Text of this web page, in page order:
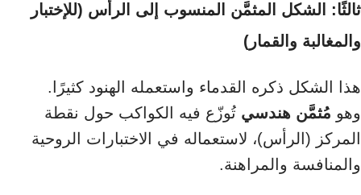
ثالثًا: الشكل المثمَّن المنسوب إلى الرأس (للإختبار
والمغالبة والقمار)
هذا الشكل ذكره القدماء واستعمله الهنود كثيرًا.
وهو مُثمَّن هندسي تُوزّع فيه الكواكب حول نقطة
المركز (الرأس)، لاستعماله في الاختبارات الروحية
والمنافسة والمراهنة.